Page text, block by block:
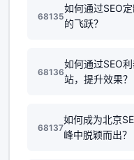
68135
如何通过SEO
的飞跃？
68136
如何通过SEO
站，提升效果？
68137
如何成为北京
峰中脱颖而出？